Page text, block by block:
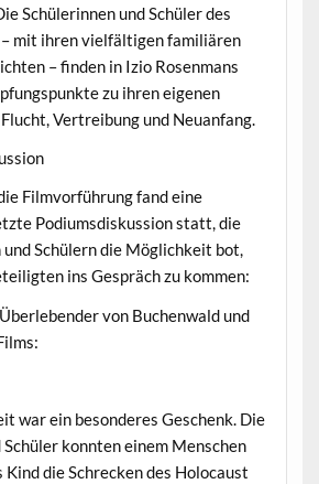
Schülerinnen und Schüler des
mit ihren vielfältigen familiären
– finden in Izio Rosenmans
zu ihren eigenen
Vertreibung und Neuanfang.
Filmvorführung fand eine
Podiumsdiskussion statt, die
und Schülern die Möglichkeit bot,
ins Gespräch zu kommen:
von Buchenwald und
war ein besonderes Geschenk. Die
konnten einem Menschen
Kind die Schrecken des Holocaust